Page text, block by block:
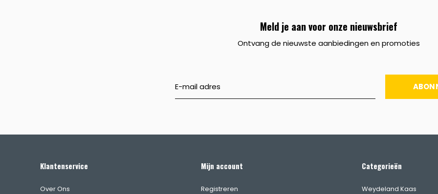
Meld je aan voor onze nieuwsbrief
Ontvang de nieuwste aanbiedingen en promoties
Klantenservice
Over Ons
Mijn account
Registreren
Categorieën
Weydeland Kaas